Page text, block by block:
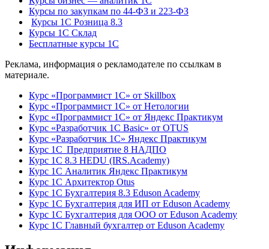
Курсы по закупкам по 44‑ФЗ и 223‑ФЗ
Курсы 1С Розница 8.3
Курсы 1С Склад
Бесплатные курсы 1С
Реклама, информация о рекламодателе по ссылкам в
материале.
Курс «Программист 1С» от Skillbox
Курс «Программист 1С» от Нетологии
Курс «Программист 1С» от Яндекс Практикум
Курс «Разработчик 1С Basic» от OTUS
Курс «Разработчик 1С» Яндекс Практикум
Курс 1С Предприятие 8 НАДПО
Курс 1С 8.3 HEDU (IRS.Academy)
Курс 1С Аналитик Яндекс Практикум
Курс 1С Архитектор Otus
Курс 1С Бухгалтерия 8.3 Eduson Academy
Курс 1С Бухгалтерия для ИП от Eduson Academy
Курс 1С Бухгалтерия для ООО от Eduson Academy
Курс 1С Главный бухгалтер от Eduson Academy